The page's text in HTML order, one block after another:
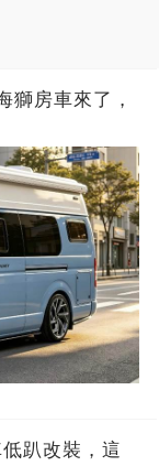
獅房車來了，
趴改裝，這